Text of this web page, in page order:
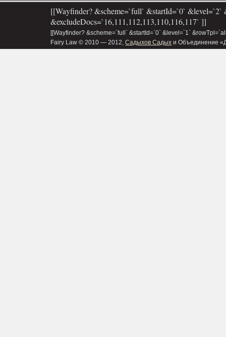
[[Wayfinder? &scheme=`full` &startId=`0`
&excludeDocs=`16,111,112,113,110,116,117` ]]
[[Wayfinder? &scheme=`full` &startId=`0` &level=`1`
Fairy Law © 2010 — 2012,Садыхов Садых и Объединение